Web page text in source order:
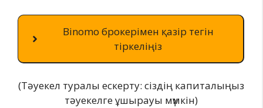
Binomo брокерімен қазір тегін
тіркеліңіз
(Тәуекел туралы ескерту: сіздің капиталыңыз
тәуекелге ұшырауы мүмкін)